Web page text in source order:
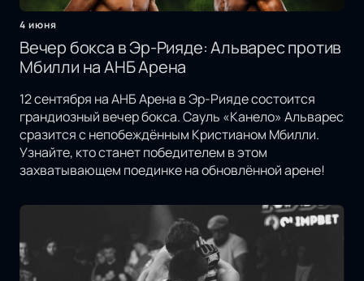
4 июня
Вечер бокса в Эр-Рияде: Альварес против
Мбилли на АНБ Арена
12 сентября на АНБ Арена в Эр-Рияде состоится
грандиозный вечер бокса. Сауль «Канело» Альварес
сразится с непобеждённым Кристианом Мбилли.
Узнайте, кто станет победителем в этом
захватывающем поединке на обновлённой арене!